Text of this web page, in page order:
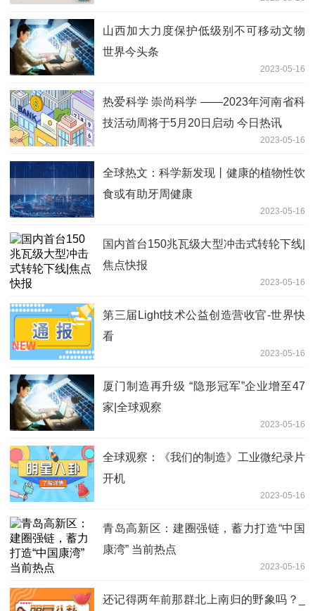
山西加大力度保护低级别不可移动文物
世界今头条
2023-05-16
热爱科学 崇尚科学 ——2023年河南省科
技活动周将于5月20日启动 今日热讯
2023-05-16
全球热文：科学新发现丨健康的植物性饮
食或有助牙周健康
2023-05-16
国内首台150兆瓦级大型冲击式转轮下线|
焦点快报
2023-05-16
第三届Light技术公益创造营收官-世界快
看
2023-05-16
厦门制造再升级 “隐形冠军”企业增至47
家|全球观察
2023-05-16
全球观察：《我们的制造》工业微纪录片
开机
2023-05-16
青岛高新区：建圈强链，蓄力打造“中国
康湾” 当前热点
2023-05-16
还记得两年前那群北上南归的野象吗？_